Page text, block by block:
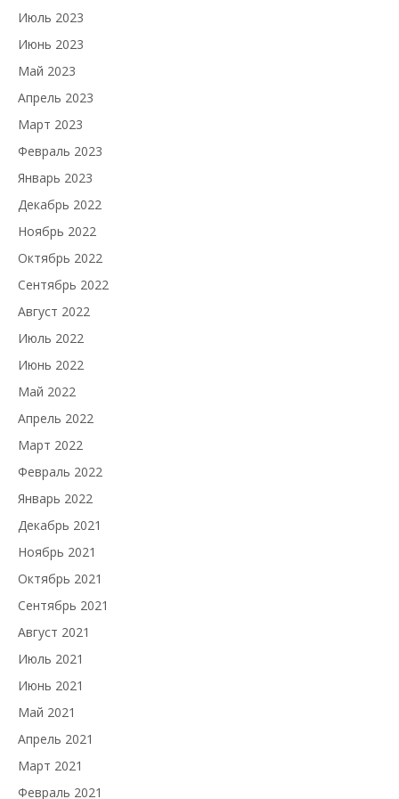
Июль 2023
Июнь 2023
Май 2023
Апрель 2023
Март 2023
Февраль 2023
Январь 2023
Декабрь 2022
Ноябрь 2022
Октябрь 2022
Сентябрь 2022
Август 2022
Июль 2022
Июнь 2022
Май 2022
Апрель 2022
Март 2022
Февраль 2022
Январь 2022
Декабрь 2021
Ноябрь 2021
Октябрь 2021
Сентябрь 2021
Август 2021
Июль 2021
Июнь 2021
Май 2021
Апрель 2021
Март 2021
Февраль 2021